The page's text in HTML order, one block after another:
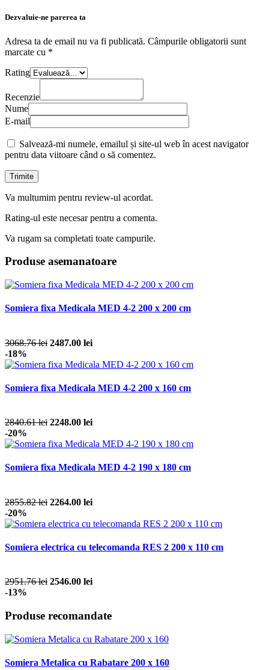
Dezvaluie-ne parerea ta
Adresa ta de email nu va fi publicată. Câmpurile obligatorii sunt
marcate cu *
Rating
Recenzie
Nume
E-mail
Salvează-mi numele, emailul și site-ul web în acest navigator
pentru data viitoare când o să comentez.
Va multumim pentru review-ul acordat.
Rating-ul este necesar pentru a comenta.
Va rugam sa completati toate campurile.
Produse asemanatoare
Somiera fixa Medicala MED 4-2 200 x 200 cm
3068.76 lei 2487.00 lei
-18%
Somiera fixa Medicala MED 4-2 200 x 160 cm
2840.61 lei 2248.00 lei
-20%
Somiera fixa Medicala MED 4-2 190 x 180 cm
2855.82 lei 2264.00 lei
-20%
Somiera electrica cu telecomanda RES 2 200 x 110 cm
2951.76 lei 2546.00 lei
-13%
Produse recomandate
Somiera Metalica cu Rabatare 200 x 160